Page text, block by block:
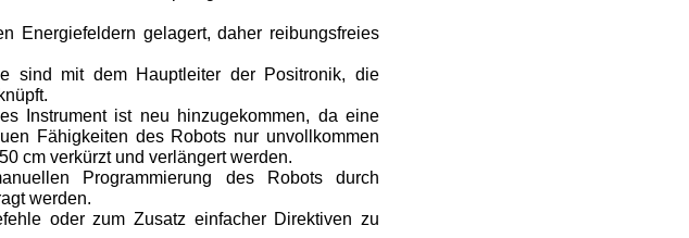
Energiefeldern gelagert, daher reibungsfreies
sind mit dem Hauptleiter der Positronik, die
Instrument ist neu hinzugekommen, da eine
Fähigkeiten des Robots nur unvollkommen
cm verkürzt und verlängert werden.
Programmierung des Robots durch
werden.
oder zum Zusatz einfacher Direktiven zu